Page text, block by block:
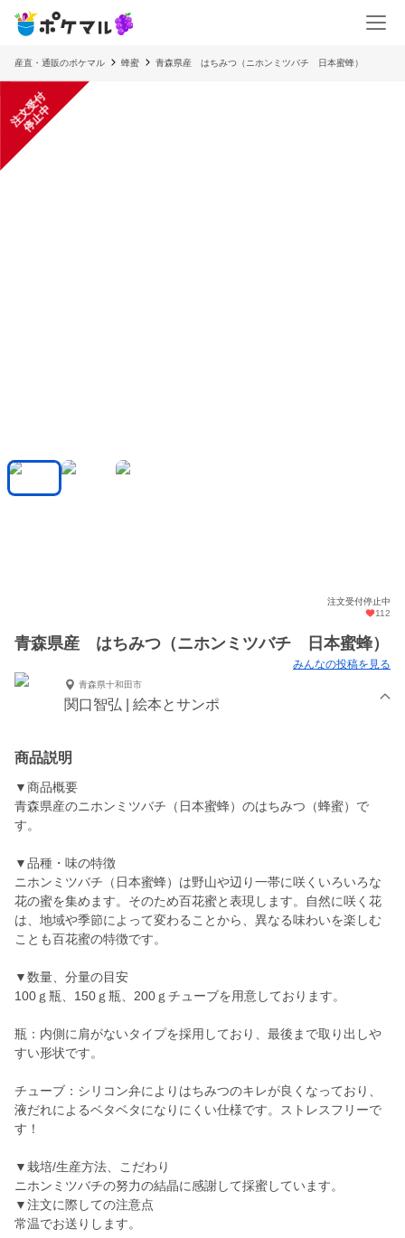
産直・通販のポケマル 蜂蜜 青森県産 はちみつ（ニホンミツバチ 日本蜜蜂）
注
文
受
付
停
止
中
注文受付停止中
112
青森県産 はちみつ（ニホンミツバチ 日本蜜蜂）
みんなの投稿を見る
青森県十和田市
関口智弘 | 絵本とサンポ
商品説明
▼商品概要
青森県産のニホンミツバチ（日本蜜蜂）のはちみつ（蜂蜜）で
す。
▼品種・味の特徴
ニホンミツバチ（日本蜜蜂）は野山や辺り一帯に咲くいろいろな
花の蜜を集めます。そのため百花蜜と表現します。自然に咲く花
は、地域や季節によって変わることから、異なる味わいを楽しむ
ことも百花蜜の特徴です。
▼数量、分量の目安
100ｇ瓶、150ｇ瓶、200ｇチューブを用意しております。
瓶：内側に肩がないタイプを採用しており、最後まで取り出しや
すい形状です。
チューブ：シリコン弁によりはちみつのキレが良くなっており、
液だれによるベタベタになりにくい仕様です。ストレスフリーで
す！
▼栽培/生産方法、こだわり
ニホンミツバチの努力の結晶に感謝して採蜜しています。
▼注文に際しての注意点
常温でお送りします。